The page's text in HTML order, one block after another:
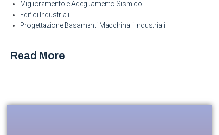
Miglioramento e Adeguamento Sismico
Edifici Industriali
Progettazione Basamenti Macchinari Industriali
Read More